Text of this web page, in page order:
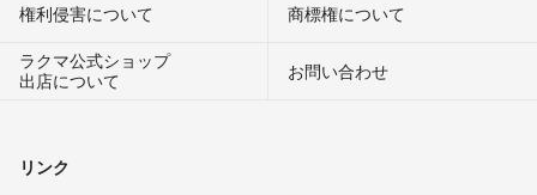
権利侵害について
商標権について
ラクマ公式ショップ
出店について
お問い合わせ
リンク